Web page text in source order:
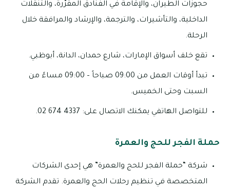
حجوزات الطيران، والإقامة في الفنادق المقرَّرة، والتنقلات
الداخلية، والتأشيرات، والترجمة، والإرشاد والمرافقة خلال
الرحلة.
تقع خلف أسواق الإمارات، شارع حمدان، الدانة، أبوظبي.
تبدأ أوقات العمل من 09:00 صباحاً – 09:00 مساءً من
السبت وحتى الخميس.
للتواصل الهاتفي يمكنك الاتصال على: 4337 674 02.
حملة الفجر للحج والعمرة
شركة “حملة الفجر للحج والعمرة” هي إحدى الشركات
المتخصصة في تنظيم رحلات الحج والعمرة. تقدم الشركة